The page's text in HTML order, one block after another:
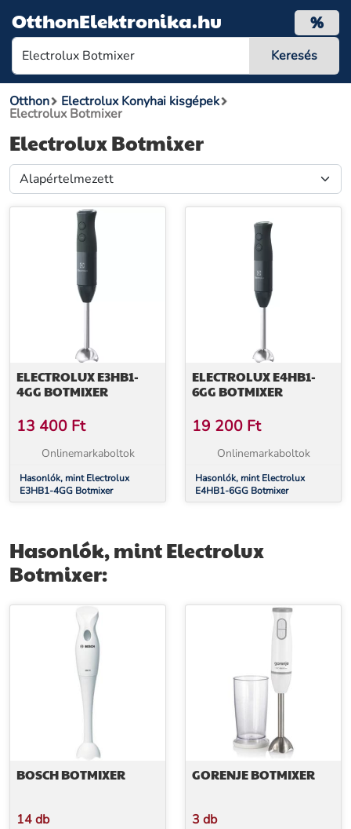
OtthonElektronika.hu %
Otthon Electrolux Konyhai kisgépek
Electrolux Botmixer
Electrolux Botmixer
ELECTROLUX E3HB1-
4GG BOTMIXER
13 400 Ft
Onlinemarkaboltok
Hasonlók, mint Electrolux
E3HB1-4GG Botmixer
ELECTROLUX E4HB1-
6GG BOTMIXER
19 200 Ft
Onlinemarkaboltok
Hasonlók, mint Electrolux
E4HB1-6GG Botmixer
Hasonlók, mint Electrolux
Botmixer:
BOSCH BOTMIXER
14 db
GORENJE BOTMIXER
3 db